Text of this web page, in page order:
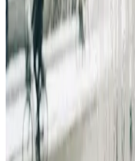
Landsdækkende service